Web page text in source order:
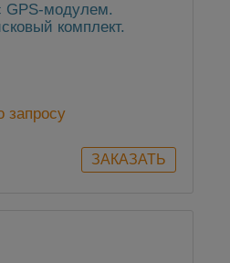
GPS-модулем.
комплект.
запросу